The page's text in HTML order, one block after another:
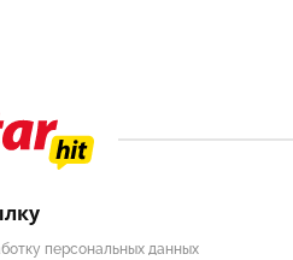
персональных данных